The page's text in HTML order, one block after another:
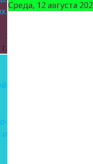
Среда, 12 августа